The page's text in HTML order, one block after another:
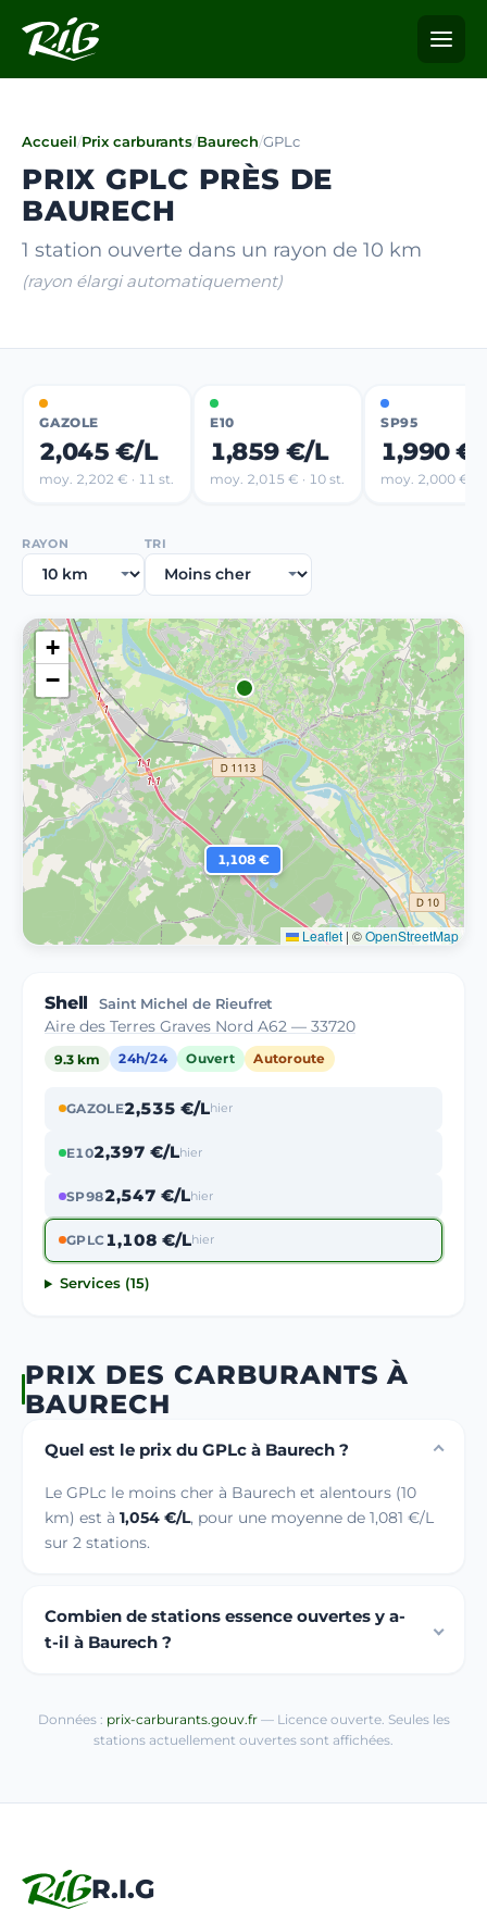
Accueil/Prix carburants/Baurech/GPLc
PRIX GPLC PRÈS DE
BAURECH
1 station ouverte dans un rayon de 10 km
(rayon élargi automatiquement)
GAZOLE
2,045 €/L
moy. 2,202 € · 11 st.
E10
1,859 €/L
moy. 2,015 € · 10 st.
SP95
1,990
moy. 2,000 € ·
RAYON TRI
1,108 €
+
−
Leaflet | ©OpenStreetMap
Shell Saint Michel de Rieufret
Aire des Terres Graves Nord A62 — 33720
9.3 km 24h/24 Ouvert Autoroute
GAZOLE2,535 €/Lhier
E102,397 €/Lhier
SP982,547 €/Lhier
GPLC1,108 €/Lhier
Services (15)
PRIX DES CARBURANTS À
BAURECH
Quel est le prix du GPLc à Baurech ?
Le GPLc le moins cher à Baurech et alentours (10
km) est à 1,054 €/L, pour une moyenne de 1,081 €/L
sur 2 stations.
Combien de stations essence ouvertes y a-
t-il à Baurech ?
Données : prix-carburants.gouv.fr— Licence ouverte. Seules les
stations actuellement ouvertes sont affichées.
R.I.G